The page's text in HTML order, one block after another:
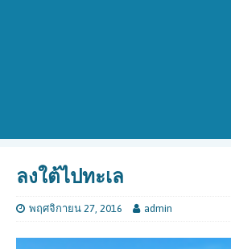
ลงใต้ไปทะเล
พฤศจิกายน 27, 2016 admin